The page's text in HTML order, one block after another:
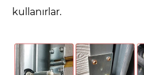
kullanırlar.